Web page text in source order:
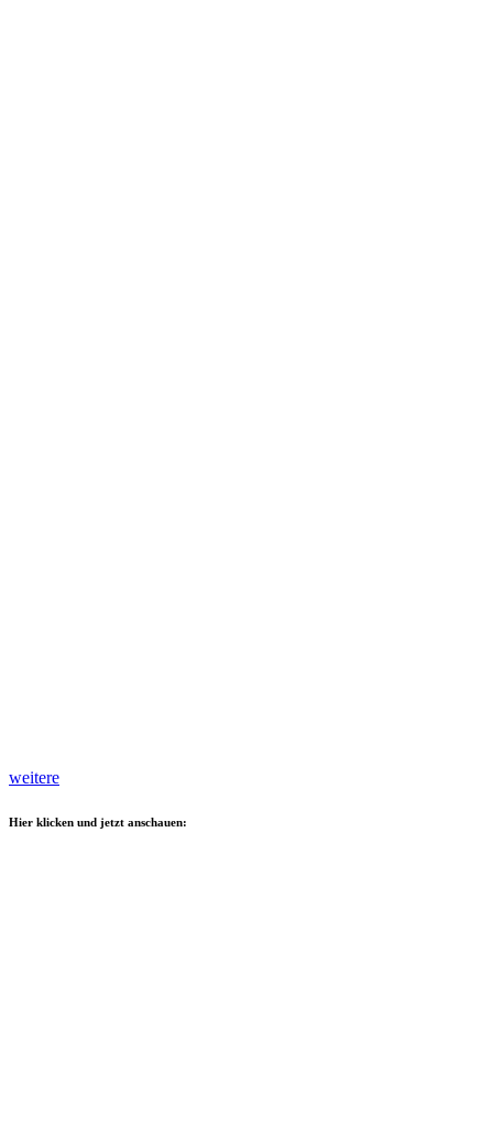
weitere
Hier klicken und jetzt anschauen: